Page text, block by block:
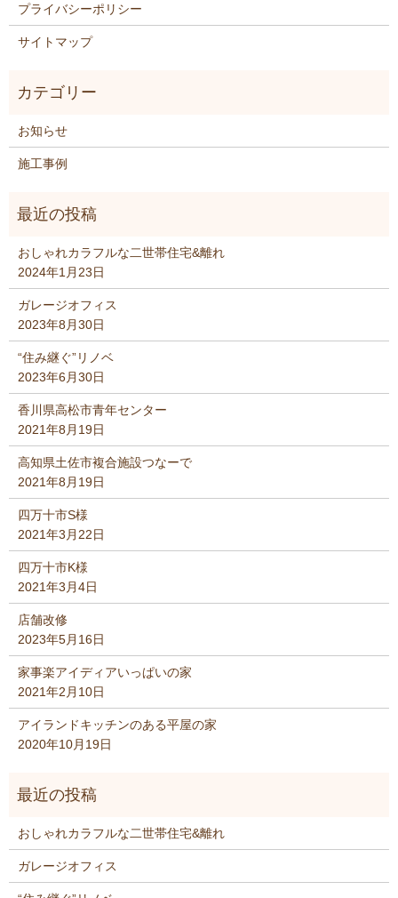
プライバシーポリシー
サイトマップ
お知らせ
施工事例
おしゃれカラフルな二世帯住宅&離れ
2024年1月23日
ガレージオフィス
2023年8月30日
“住み継ぐ”リノベ
2023年6月30日
香川県高松市青年センター
2021年8月19日
高知県土佐市複合施設つなーで
2021年8月19日
四万十市S様
2021年3月22日
四万十市K様
2021年3月4日
店舗改修
2023年5月16日
家事楽アイディアいっぱいの家
2021年2月10日
アイランドキッチンのある平屋の家
2020年10月19日
おしゃれカラフルな二世帯住宅&離れ
ガレージオフィス